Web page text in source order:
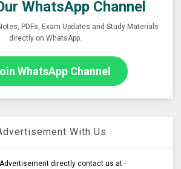
WhatsApp Channel
PDFs, Exam Updates and Study Materials
directly on WhatsApp.
WhatsApp Channel
With Us
directly contact us at -